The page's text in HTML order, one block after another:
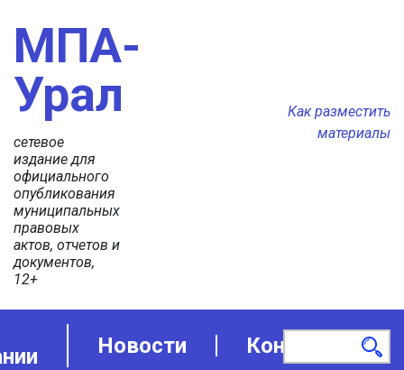
МПА-
Урал
сетевое
издание для
официального
опубликования
муниципальных
правовых
актов, отчетов и
документов,
12+
Как разместить
материалы
Новости Контакты